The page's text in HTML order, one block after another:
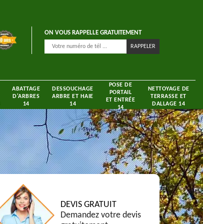
ON VOUS RAPPELLE GRATUITEMENT
ABATTAGE
D'ARBRES
14
DESSOUCHAGE
ARBRE ET HAIE
14
POSE DE
PORTAIL
ET ENTRÉE
14
NETTOYAGE DE
TERRASSE ET
DALLAGE 14
DEVIS GRATUIT
Demandez votre devis